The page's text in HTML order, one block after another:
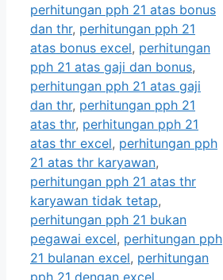
perhitungan pph 21 atas bonus
dan thr, perhitungan pph 21
atas bonus excel, perhitungan
pph 21 atas gaji dan bonus,
perhitungan pph 21 atas gaji
dan thr, perhitungan pph 21
atas thr, perhitungan pph 21
atas thr excel, perhitungan pph
21 atas thr karyawan,
perhitungan pph 21 atas thr
karyawan tidak tetap,
perhitungan pph 21 bukan
pegawai excel, perhitungan pph
21 bulanan excel, perhitungan
pph 21 dengan excel,